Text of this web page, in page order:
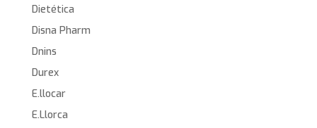
Dietética
Disna Pharm
Dnins
Durex
E.llocar
E.Llorca